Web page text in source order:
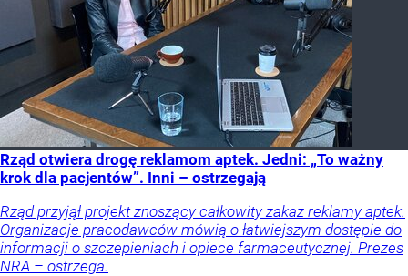
Rząd otwiera drogę reklamom aptek. Jedni: „To ważny
krok dla pacjentów”. Inni – ostrzegają
Rząd przyjął projekt znoszący całkowity zakaz reklamy aptek.
Organizacje pracodawców mówią o łatwiejszym dostępie do
informacji o szczepieniach i opiece farmaceutycznej. Prezes
NRA – ostrzega.